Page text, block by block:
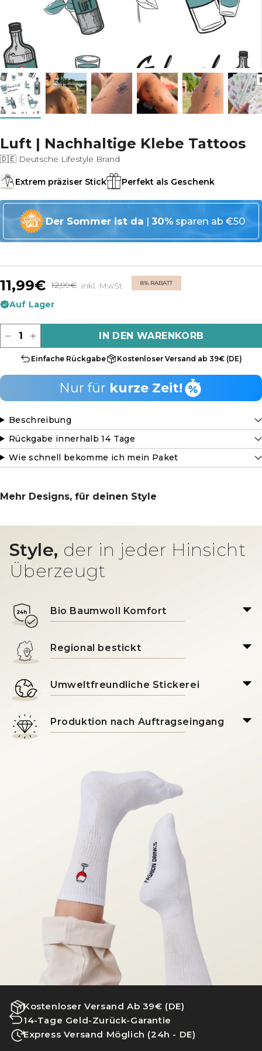
Luft | Nachhaltige Klebe Tattoos
🇩🇪 Deutsche Lifestyle Brand
Extrem präziser Stick Perfekt als Geschenk
Der Sommer ist da | 30%sparen ab €50
11,99€
Regulärer
Preis
12,99€ inkl. MwSt 8% RABATT
Auf Lager
IN DEN WARENKORB
Einfache Rückgabe Kostenloser Versand ab 39€ (DE)
Nur für kurze Zeit!
Beschreibung
Rückgabe innerhalb 14 Tage
Wie schnell bekomme ich mein Paket
Mehr Designs, für deinen Style
Style, der in jeder Hinsicht
Überzeugt
Bio Baumwoll Komfort
Regional bestickt
Umweltfreundliche Stickerei
Produktion nach Auftragseingang
Kostenloser Versand Ab 39€ (DE)
14-Tage Geld-Zurück-Garantie
Express Versand Möglich (24h - DE)